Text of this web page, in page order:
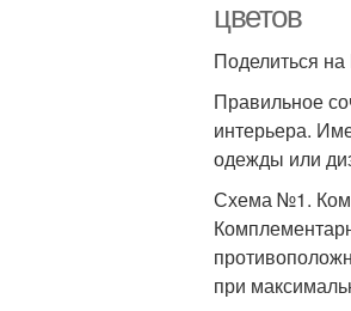
цветов
Поделиться на
Правильное
интерьера.
одежды или
Схема №1.
при